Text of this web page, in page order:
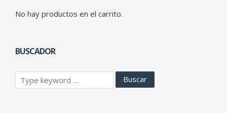
No hay productos en el carrito.
BUSCADOR